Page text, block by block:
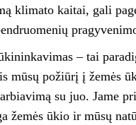
klimato kaitai, gali
– tai
mūsų požiūrį į žemės
su juo. Jame
žemės ūkio ir mūsų